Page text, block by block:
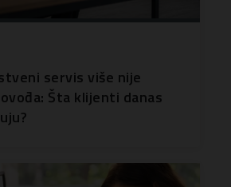
servis više nije
Šta klijenti danas